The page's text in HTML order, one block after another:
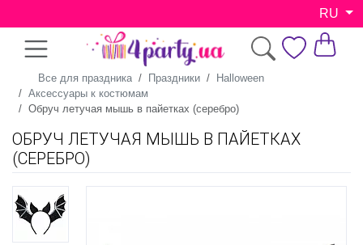
RU
Все для праздника Праздники
Halloween
Аксессуары к костюмам
Обруч летучая мышь в пайетках (серебро)
ОБРУЧ ЛЕТУЧАЯ МЫШЬ В ПАЙЕТКАХ
(СЕРЕБРО)